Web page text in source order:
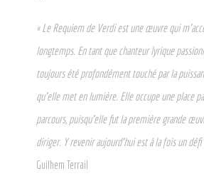
« Le Requiem de Verdi est une œuvre qui
longtemps. En tant que chanteur lyrique
toujours été profondément touché par la
qu’elle met en lumière. Elle occupe une place
parcours, puisqu’elle fut la première grande
diriger. Y revenir aujourd’hui est à la fois un
Guilhem Terrail